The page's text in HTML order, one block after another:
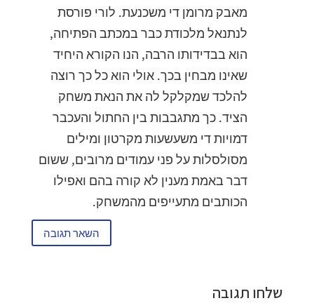
מאבק מרומן די משכנעת. לורי פורסת
לנתנאל מלכודת כבר במכתב הפתיחה,
הוא בבדידותו הרבה, הנו הקורא היחיד
שאינו מבחין בכך. אולי הוא כל כך רוצה
להלכד שמקלקל לה את הנאת משחק
הציד. כך מתגבבות בין החתול והעכבר
דמויות די משעשעות מקרטון ומילים
מסולסלות על פני עמודים מרובים, ששום
דבר באמת מענין לא קורה בהם ואפילו
הכותבים מתעייפים מהמשחק.
השאר תגובה
שלחו תגובה